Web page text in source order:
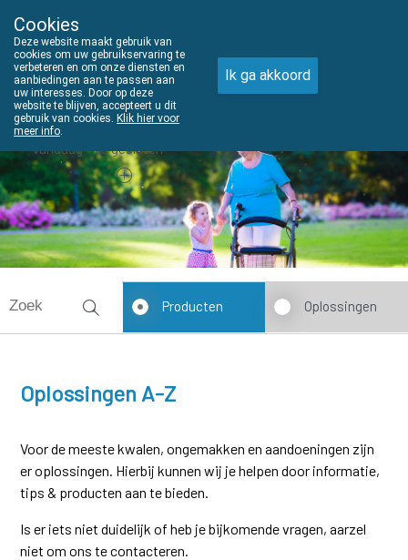
011610303
Vandaag Nugesloten
Oplossingen A-Z
Producten Oplossingen
Voor de meeste kwalen, ongemakken en aandoeningen zijn
er oplossingen. Hierbij kunnen wij je helpen door informatie,
tips & producten aan te bieden.
Is er iets niet duidelijk of heb je bijkomende vragen, aarzel
niet om ons te contacteren.
Cookies
Deze website maakt gebruik van
cookies om uw gebruikservaring te
verbeteren en om onze diensten en
aanbiedingen aan te passen aan
uw interesses. Door op deze
website te blijven, accepteert u dit
gebruik van cookies. Klik hier voor
meer info.
Ik ga akkoord